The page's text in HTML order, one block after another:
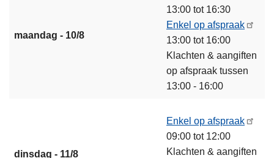
maandag - 10/8
13:00 tot 16:30
Enkel op afspraak
13:00 tot 16:00
Klachten & aangiften
op afspraak tussen
13:00 - 16:00
dinsdag - 11/8
Enkel op afspraak
09:00 tot 12:00
Klachten & aangiften